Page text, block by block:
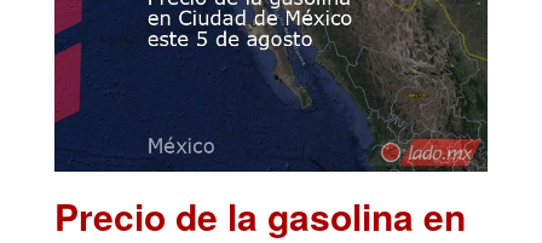
Precio de la gasolina en